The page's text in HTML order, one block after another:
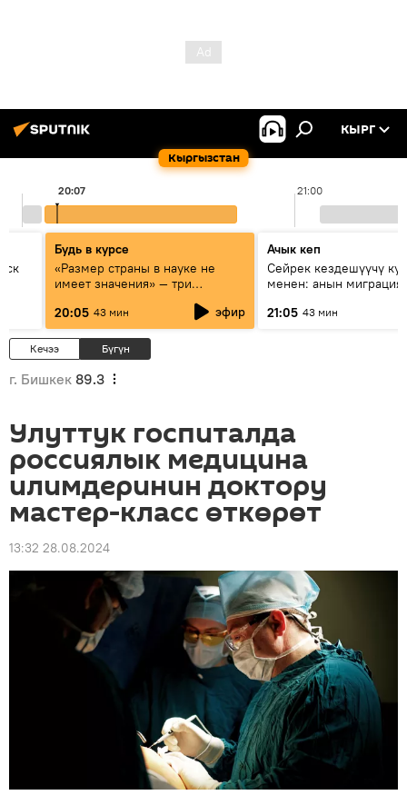
Кыргызстан
КЫРГ
21:00
20:07
Будь в курсе
«Размер страны в науке не
имеет значения» — три
эксперта о сотрудничестве
России и Кыргызстана в
образовании и исследованиях
20:05 43 мин эфир
Ачык кеп
Сейрек кездешүүчү
менен: анын
21:05 43 мин
Кечээ Бүгүн
г. Бишкек 89.3
Улуттук госпиталда
россиялык медицина
илимдеринин доктору
мастер-класс өткөрөт
13:32 28.08.2024